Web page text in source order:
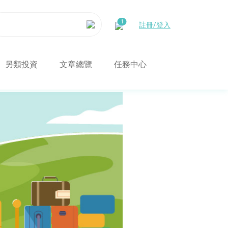
註冊/登入
另類投資 文章總覽 任務中心